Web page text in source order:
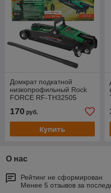
Домкрат подкатной
низкопрофильный Rock
FORCE RF-TH32505
170 руб.
Купить
О нас
Рейтинг не сформирован
Менее 5 отзывов за